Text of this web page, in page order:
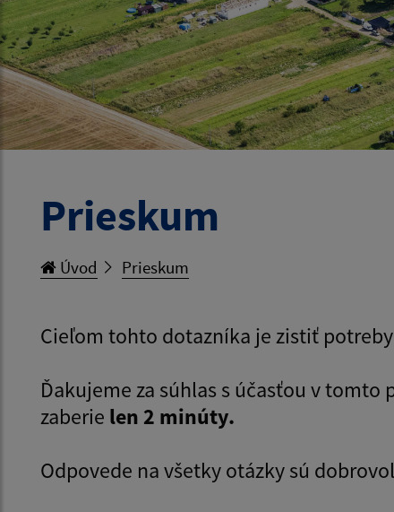
Prieskum
Úvod Prieskum
Cieľom tohto dotazníka je zistiť
Ďakujeme za súhlas s účasťou v
zaberie len 2 minúty.
Odpovede na všetky otázky sú